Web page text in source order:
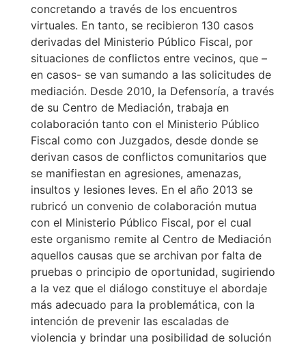
concretando a través de los encuentros
virtuales. En tanto, se recibieron 130 casos
derivadas del Ministerio Público Fiscal, por
situaciones de conflictos entre vecinos, que –
en casos- se van sumando a las solicitudes de
mediación. Desde 2010, la Defensoría, a través
de su Centro de Mediación, trabaja en
colaboración tanto con el Ministerio Público
Fiscal como con Juzgados, desde donde se
derivan casos de conflictos comunitarios que
se manifiestan en agresiones, amenazas,
insultos y lesiones leves. En el año 2013 se
rubricó un convenio de colaboración mutua
con el Ministerio Público Fiscal, por el cual
este organismo remite al Centro de Mediación
aquellos causas que se archivan por falta de
pruebas o principio de oportunidad, sugiriendo
a la vez que el diálogo constituye el abordaje
más adecuado para la problemática, con la
intención de prevenir las escaladas de
violencia y brindar una posibilidad de solución